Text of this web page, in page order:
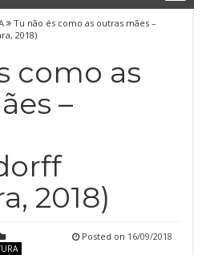
Tu não és como as outras mães –
2018)
como as
–
2018)
Posted on 16/09/2018